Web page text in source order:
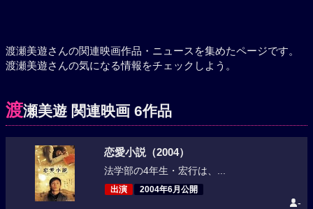
渡瀬美遊さんの関連映画作品・ニュースを集めたページです。
渡瀬美遊さんの気になる情報をチェックしよう。
渡瀬美遊 関連映画 6作品
恋愛小説（2004）
法学部の4年生・宏行は、...
出演 2004年6月公開
-